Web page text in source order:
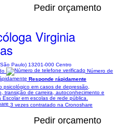
Pedir orçamento
Virginia
Paulo) 13201-000 Centro
Número de
Responde rápidamente
psicológico em casos de depressão,
transição de carreira, autoconhecimento e
em escolas de rede pública.
3 vezes contratado na Cronoshare
Pedir orçamento